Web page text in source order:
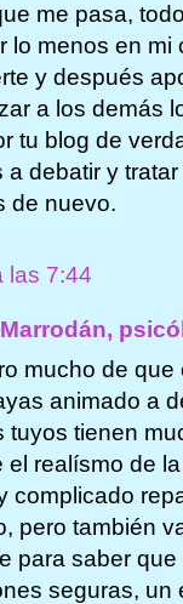
me pasa,
lo menos en
y después
a los demás
tu blog de
debatir y
de nuevo.
las 7:44
mucho de
animado a
tuyos tienen
el realísmo de
complicado
pero también
para saber
seguras,